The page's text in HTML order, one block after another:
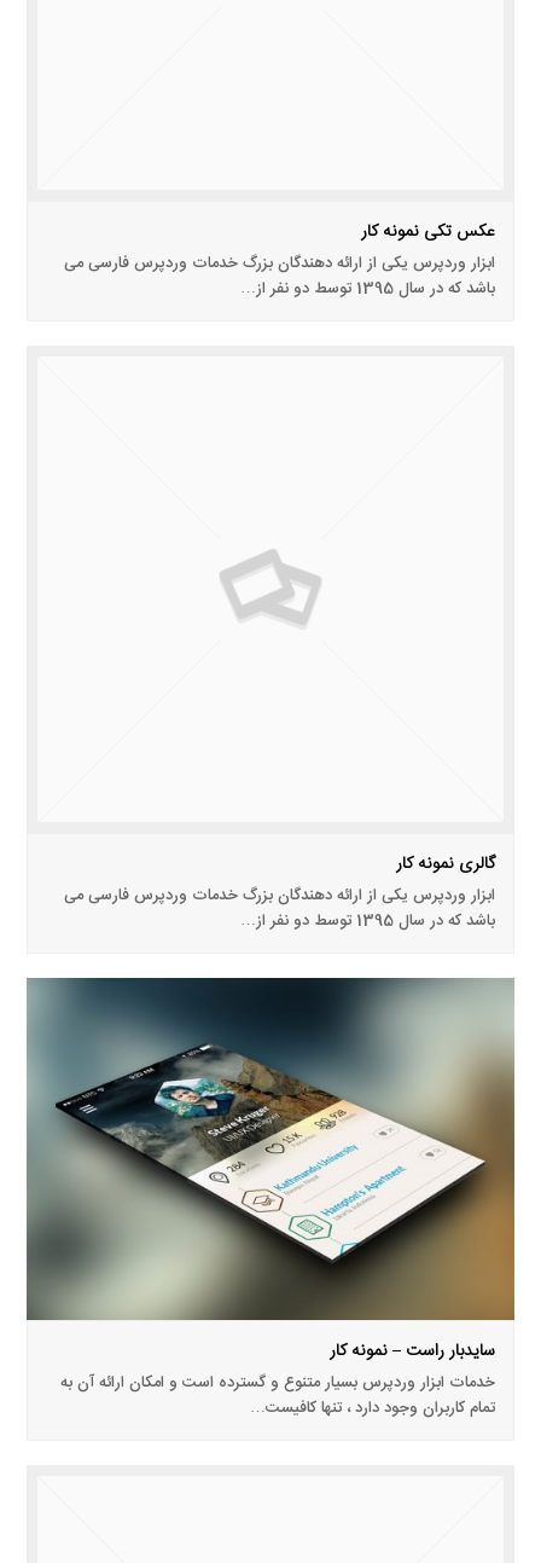
عکس تکی نمونه کار
ابزار وردپرس یکی از ارائه دهندگان بزرگ خدمات وردپرس فارسی می
باشد که در سال 1395 توسط دو نفر از…
گالری نمونه کار
ابزار وردپرس یکی از ارائه دهندگان بزرگ خدمات وردپرس فارسی می
باشد که در سال 1395 توسط دو نفر از…
سایدبار راست – نمونه کار
خدمات ابزار وردپرس بسیار متنوع و گسترده است و امکان ارائه آن به
تمام کاربران وجود دارد ، تنها کافیست…